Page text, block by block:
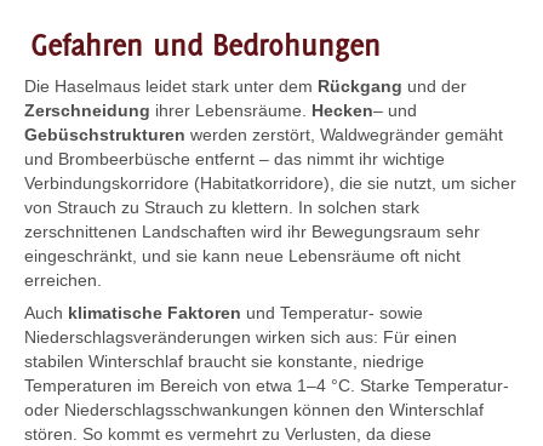
Gefahren und Bedrohungen
Die Haselmaus leidet stark unter dem Rückgang und der
Zerschneidung ihrer Lebensräume. Hecken– und
Gebüschstrukturen werden zerstört, Waldwegränder gemäht
und Brombeerbüsche entfernt – das nimmt ihr wichtige
Verbindungskorridore (Habitatkorridore), die sie nutzt, um sicher
von Strauch zu Strauch zu klettern. In solchen stark
zerschnittenen Landschaften wird ihr Bewegungsraum sehr
eingeschränkt, und sie kann neue Lebensräume oft nicht
erreichen.
Auch klimatische Faktoren und Temperatur- sowie
Niederschlagsveränderungen wirken sich aus: Für einen
stabilen Winterschlaf braucht sie konstante, niedrige
Temperaturen im Bereich von etwa 1–4 °C. Starke Temperatur-
oder Niederschlagsschwankungen können den Winterschlaf
stören. So kommt es vermehrt zu Verlusten, da diese